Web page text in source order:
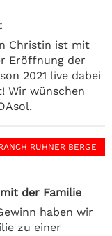
Christin ist mit
Eröffnung der
2021 live dabei
Wir wünschen
RUHNER BERGE
der Familie
haben wir
zu einer